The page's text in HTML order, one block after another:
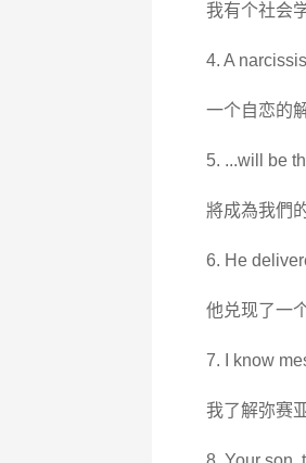
我有个社会
4. A
一个自恋的
5. ...will be
將成為我們
6. He
他兑现了一
7. I know
我了解弥赛